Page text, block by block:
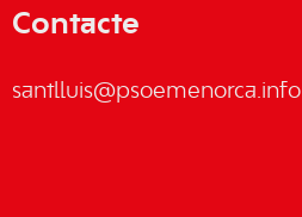
Contacte
santlluis@psoemenorca.info